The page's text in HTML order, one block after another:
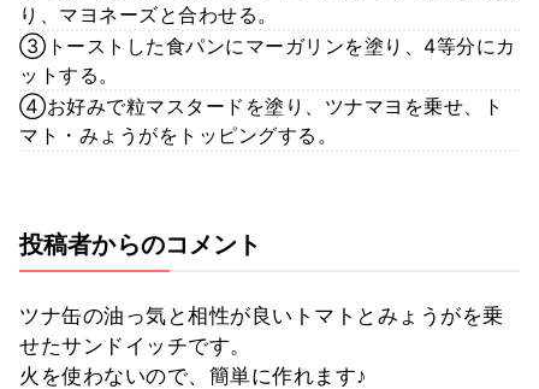
り、マヨネーズと合わせる。
③トーストした食パンにマーガリンを塗り、4等分にカ
ットする。
④お好みで粒マスタードを塗り、ツナマヨを乗せ、ト
マト・みょうがをトッピングする。
投稿者からのコメント
ツナ缶の油っ気と相性が良いトマトとみょうがを乗
せたサンドイッチです。
火を使わないので、簡単に作れます♪